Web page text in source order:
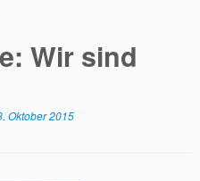
Wir sind
Oktober 2015